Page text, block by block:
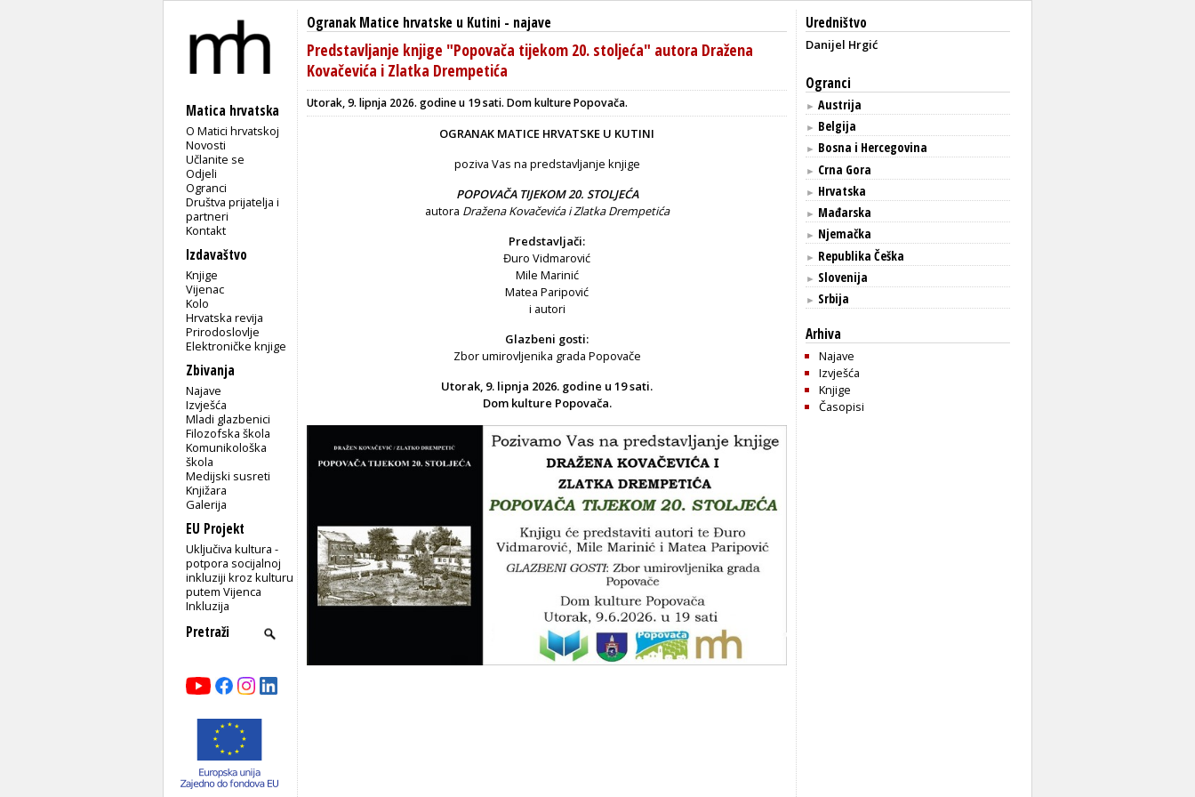
Matica hrvatska
O Matici hrvatskoj
Novosti
Učlanite se
Odjeli
Ogranci
Društva prijatelja i
partneri
Kontakt
Izdavaštvo
Knjige
Vijenac
Kolo
Hrvatska revija
Prirodoslovlje
Elektroničke knjige
Zbivanja
Najave
Izvješća
Mladi glazbenici
Filozofska škola
Komunikološka
škola
Medijski susreti
Knjižara
Galerija
EU Projekt
Uključiva kultura -
potpora socijalnoj
inkluziji kroz kulturu
putem Vijenca
Inkluzija
Ogranak Matice hrvatske u Kutini - najave
Predstavljanje knjige "Popovača tijekom 20. stoljeća" autora Dražena
Kovačevića i Zlatka Drempetića
Utorak, 9. lipnja 2026. godine u 19 sati. Dom kulture Popovača.
OGRANAK MATICE HRVATSKE U KUTINI
poziva Vas na predstavljanje knjige
POPOVAČA TIJEKOM 20. STOLJEĆA
autora Dražena Kovačevića i Zlatka Drempetića
Predstavljači:
Đuro Vidmarović
Mile Marinić
Matea Paripović
i autori
Glazbeni gosti:
Zbor umirovljenika grada Popovače
Utorak, 9. lipnja 2026. godine u 19 sati.
Dom kulture Popovača.
Uredništvo
Danijel Hrgić
Ogranci
► Austrija
► Belgija
► Bosna i Hercegovina
► Crna Gora
► Hrvatska
► Mađarska
► Njemačka
► Republika Češka
► Slovenija
► Srbija
Arhiva
Najave
Izvješća
Knjige
Časopisi